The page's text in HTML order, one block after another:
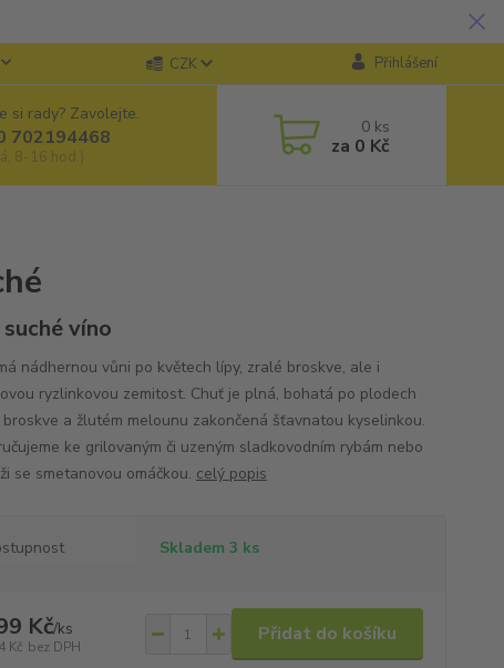
CZK Přihlášení
si rady? Zavolejte.
702194468
8-16 hod.)
0 ks
za 0 Kč
víno
nádhernou vůni po květech lípy, zralé broskve, ale i
ryzlinkovou zemitost. Chuť je plná, bohatá po plodech
a žlutém melounu zakončená šťavnatou kyselinkou.
ke grilovaným či uzeným sladkovodním rybám nebo
se smetanovou omáčkou. celý popis
Skladem 3 ks
Kč/ks
Kč bez DPH
Přidat do košíku